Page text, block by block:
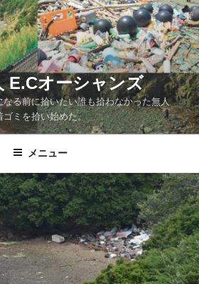
E.Cオーシャンズ
なる前に拾いたい誰も拾わなかった無人
ゴミを拾い始めた。
メニュー